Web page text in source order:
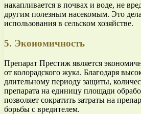
накапливается в почвах и воде, не
другим полезным насекомым. Это
использования в сельском хозяйстве.
5. Экономичность
Препарат Престиж является
от колорадского жука. Благодаря
длительному периоду защиты,
препарата на единицу площади
позволяет сократить затраты на
борьбы с вредителем.